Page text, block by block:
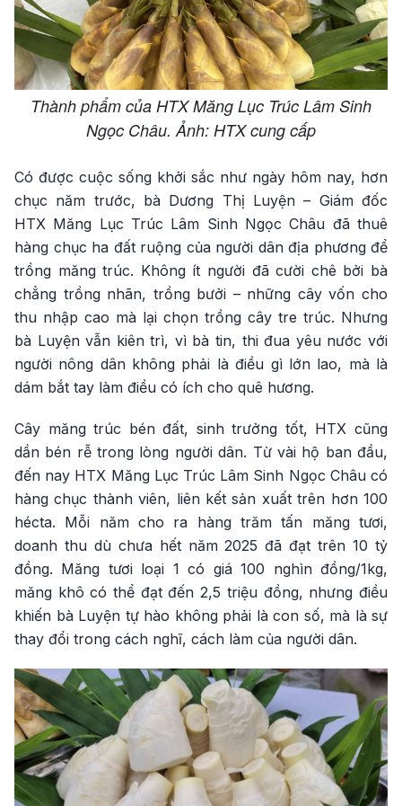
Thành phẩm của HTX Măng Lục Trúc Lâm Sinh
Ngọc Châu. Ảnh: HTX cung cấp
Có được cuộc sống khởi sắc như ngày hôm nay, hơn
chục năm trước, bà Dương Thị Luyện – Giám đốc
HTX Măng Lục Trúc Lâm Sinh Ngọc Châu đã thuê
hàng chục ha đất ruộng của người dân địa phương để
trồng măng trúc. Không ít người đã cười chê bởi bà
chẳng trồng nhãn, trồng bưởi – những cây vốn cho
thu nhập cao mà lại chọn trồng cây tre trúc. Nhưng
bà Luyện vẫn kiên trì, vì bà tin, thi đua yêu nước với
người nông dân không phải là điều gì lớn lao, mà là
dám bắt tay làm điều có ích cho quê hương.
Cây măng trúc bén đất, sinh trưởng tốt, HTX cũng
dần bén rễ trong lòng người dân. Từ vài hộ ban đầu,
đến nay HTX Măng Lục Trúc Lâm Sinh Ngọc Châu có
hàng chục thành viên, liên kết sản xuất trên hơn 100
hécta. Mỗi năm cho ra hàng trăm tấn măng tươi,
doanh thu dù chưa hết năm 2025 đã đạt trên 10 tỷ
đồng. Măng tươi loại 1 có giá 100 nghìn đồng/1kg,
măng khô có thể đạt đến 2,5 triệu đồng, nhưng điều
khiến bà Luyện tự hào không phải là con số, mà là sự
thay đổi trong cách nghĩ, cách làm của người dân.